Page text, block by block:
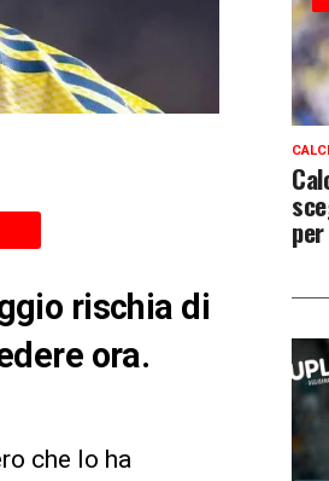
rischia di
ora.
che lo ha